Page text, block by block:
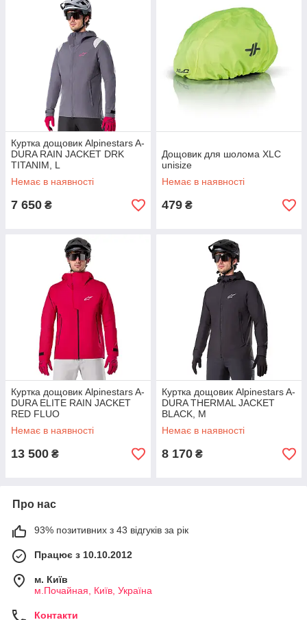
Куртка дощовик Alpinestars A-
DURA RAIN JACKET DRK
TITANIM, L
Немає в наявності
7 650 ₴
Дощовик для шолома XLC
unisize
Немає в наявності
479 ₴
Куртка дощовик Alpinestars A-
DURA ELITE RAIN JACKET
RED FLUO
Немає в наявності
13 500 ₴
Куртка дощовик Alpinestars A-
DURA THERMAL JACKET
BLACK, M
Немає в наявності
8 170 ₴
Про нас
93% позитивних з 43 відгуків за рік
Працює з 10.10.2012
м. Київ
м.Почайная, Київ, Україна
Контакти